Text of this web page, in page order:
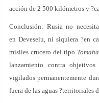
acción de 2 500 kilómetros y
Conclusión: Rusia no
en Deveselu, ni siquiera ?en
misiles crucero del tipo
lanzamiento contra
vigilados permanentemente
fuera de las aguas ?territoriales